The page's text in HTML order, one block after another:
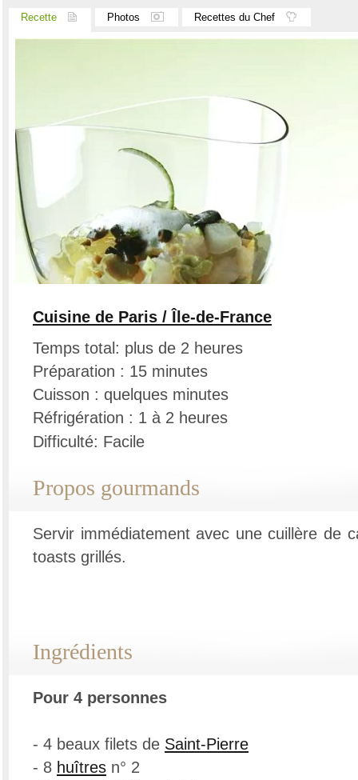
Recette Photos Recettes du Chef
Cuisine de Paris / Île-de-France
Temps total: plus de 2 heures
Préparation : 15 minutes
Cuisson : quelques minutes
Réfrigération : 1 à 2 heures
Difficulté: Facile
Propos gourmands
Servir immédiatement avec une cuillère de
toasts grillés.
Ingrédients
Pour 4 personnes
- 4 beaux filets de Saint-Pierre
- 8 huîtres n° 2